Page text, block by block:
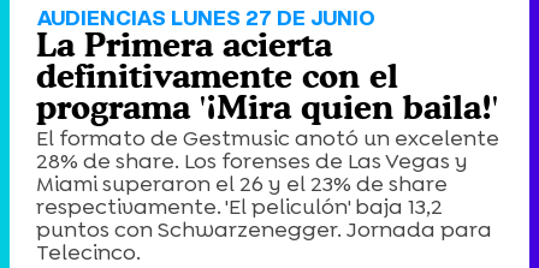
AUDIENCIAS LUNES 27 DE JUNIO
La Primera acierta
definitivamente con el
programa '¡Mira quien baila!'
El formato de Gestmusic anotó un excelente
28% de share. Los forenses de Las Vegas y
Miami superaron el 26 y el 23% de share
respectivamente. 'El peliculón' baja 13,2
puntos con Schwarzenegger. Jornada para
Telecinco.